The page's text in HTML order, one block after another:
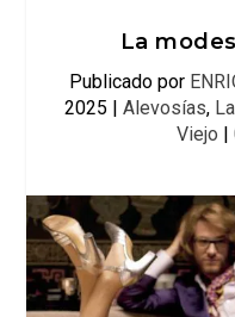
La
Publicado por
2025 | Alevosías,
Viejo |